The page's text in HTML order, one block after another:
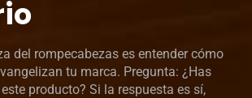
del rompecabezas es entender cómo
tu marca. Pregunta: ¿Has
producto? Si la respuesta es sí,